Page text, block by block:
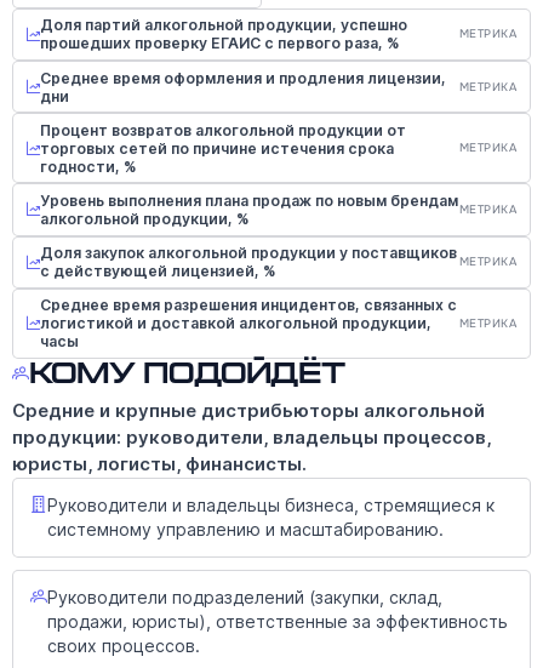
Доля партий алкогольной продукции, успешно
прошедших проверку ЕГАИС с первого раза, %
МЕТРИКА
Среднее время оформления и продления лицензии,
дни
МЕТРИКА
Процент возвратов алкогольной продукции от
торговых сетей по причине истечения срока
годности, %
МЕТРИКА
Уровень выполнения плана продаж по новым брендам
алкогольной продукции, %
МЕТРИКА
Доля закупок алкогольной продукции у поставщиков
с действующей лицензией, %
МЕТРИКА
Среднее время разрешения инцидентов, связанных с
логистикой и доставкой алкогольной продукции,
часы
МЕТРИКА
Кому подойдёт
Средние и крупные дистрибьюторы алкогольной
продукции: руководители, владельцы процессов,
юристы, логисты, финансисты.
Руководители и владельцы бизнеса, стремящиеся к
системному управлению и масштабированию.
Руководители подразделений (закупки, склад,
продажи, юристы), ответственные за эффективность
своих процессов.